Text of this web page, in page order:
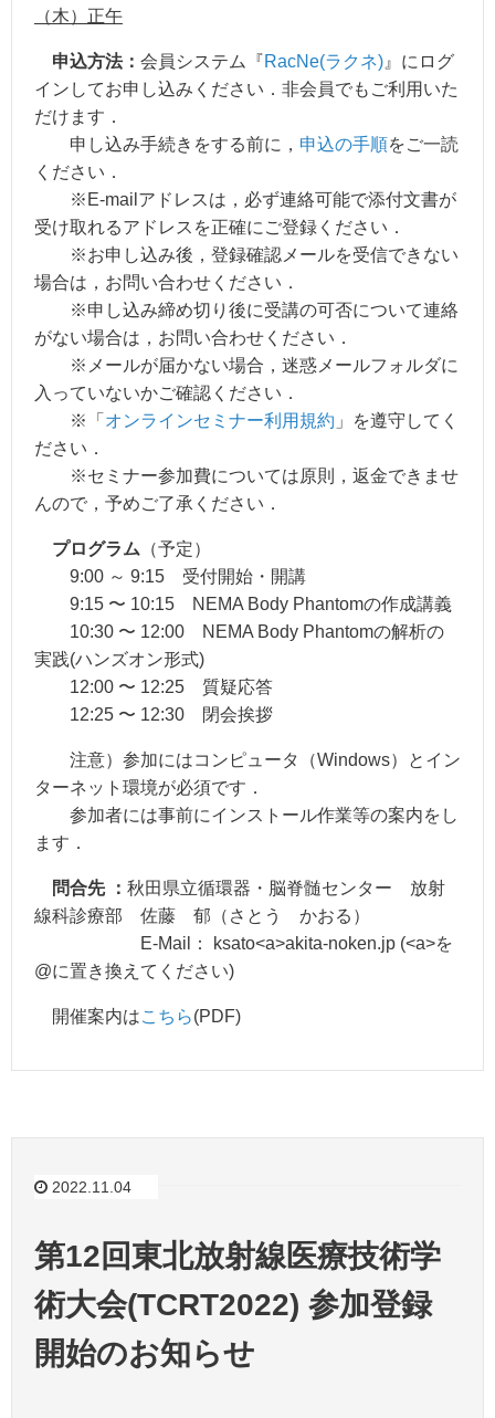
（木）正午
申込方法： 会員システム『RacNe(ラクネ) 』にログ
インしてお申し込みください．非会員でもご利用いた
だけます．
申し込み手続きをする前に， 申込の手順をご一読
ください．
※E-mailアドレスは，必ず連絡可能で添付文書が
受け取れるアドレスを正確にご登録ください．
※お申し込み後，登録確認メールを受信できない
場合は，お問い合わせください．
※申し込み締め切り後に受講の可否について連絡
がない場合は，お問い合わせください．
※メールが届かない場合，迷惑メールフォルダに
入っていないかご確認ください．
※「 オンラインセミナー利用規約 」を遵守してく
ださい．
※セミナー参加費については原則，返金できませ
んので，予めご了承ください．
プログラム （予定）
9:00 ～ 9:15 受付開始・開講
9:15 〜 10:15 NEMA Body Phantomの作成講義
10:30 〜 12:00 NEMA Body Phantomの解析の
実践(ハンズオン形式)
12:00 〜 12:25 質疑応答
12:25 〜 12:30 閉会挨拶
注意）参加にはコンピュータ（Windows）とイン
ターネット環境が必須です．
参加者には事前にインストール作業等の案内をし
ます．
問合先 ： 秋田県立循環器・脳脊髄センター 放射
線科診療部 佐藤 郁（さとう かおる）
E-Mail： ksato<a>akita-noken.jp (<a>を
@に置き換えてください)
開催案内はこちら(PDF)
2022.11.04
第12回東北放射線医療技術学
術大会(TCRT2022) 参加登録
開始のお知らせ